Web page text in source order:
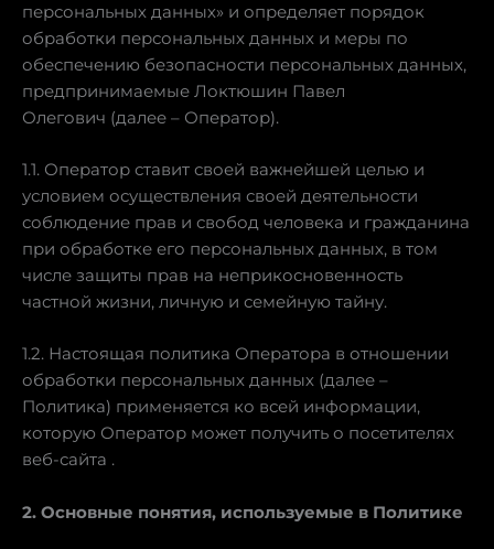
персональных данных» и определяет порядок
обработки персональных данных и меры по
обеспечению безопасности персональных данных,
предпринимаемые Локтюшин Павел
Олегович (далее – Оператор).
1.1. Оператор ставит своей важнейшей целью и
условием осуществления своей деятельности
соблюдение прав и свобод человека и гражданина
при обработке его персональных данных, в том
числе защиты прав на неприкосновенность
частной жизни, личную и семейную тайну.
1.2. Настоящая политика Оператора в отношении
обработки персональных данных (далее –
Политика) применяется ко всей информации,
которую Оператор может получить о посетителях
веб-сайта .
2. Основные понятия, используемые в Политике